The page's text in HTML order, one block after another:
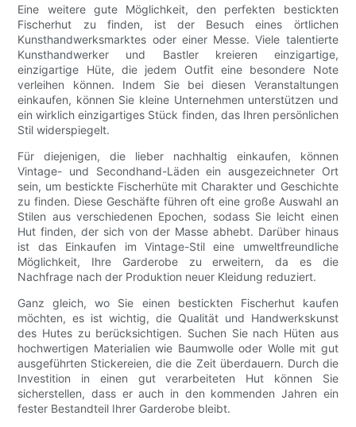
Eine weitere gute Möglichkeit, den perfekten bestickten
Fischerhut zu finden, ist der Besuch eines örtlichen
Kunsthandwerksmarktes oder einer Messe. Viele talentierte
Kunsthandwerker und Bastler kreieren einzigartige,
einzigartige Hüte, die jedem Outfit eine besondere Note
verleihen können. Indem Sie bei diesen Veranstaltungen
einkaufen, können Sie kleine Unternehmen unterstützen und
ein wirklich einzigartiges Stück finden, das Ihren persönlichen
Stil widerspiegelt.
Für diejenigen, die lieber nachhaltig einkaufen, können
Vintage- und Secondhand-Läden ein ausgezeichneter Ort
sein, um bestickte Fischerhüte mit Charakter und Geschichte
zu finden. Diese Geschäfte führen oft eine große Auswahl an
Stilen aus verschiedenen Epochen, sodass Sie leicht einen
Hut finden, der sich von der Masse abhebt. Darüber hinaus
ist das Einkaufen im Vintage-Stil eine umweltfreundliche
Möglichkeit, Ihre Garderobe zu erweitern, da es die
Nachfrage nach der Produktion neuer Kleidung reduziert.
Ganz gleich, wo Sie einen bestickten Fischerhut kaufen
möchten, es ist wichtig, die Qualität und Handwerkskunst
des Hutes zu berücksichtigen. Suchen Sie nach Hüten aus
hochwertigen Materialien wie Baumwolle oder Wolle mit gut
ausgeführten Stickereien, die die Zeit überdauern. Durch die
Investition in einen gut verarbeiteten Hut können Sie
sicherstellen, dass er auch in den kommenden Jahren ein
fester Bestandteil Ihrer Garderobe bleibt.